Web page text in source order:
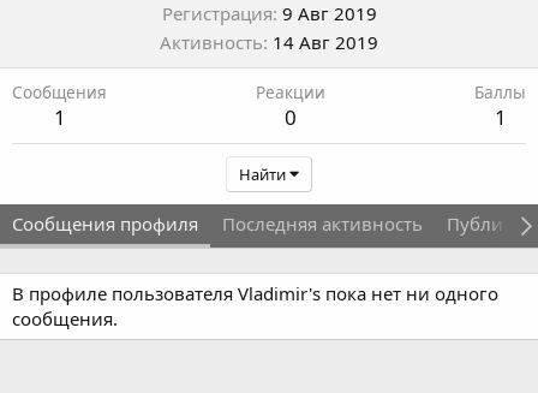
Регистрация 9 Авг 2019
Активность 14 Авг 2019
Сообщения
1
Реакции
0
Баллы
1
Найти
Сообщения профиля Последняя активность
В профиле пользователя Vladimir's пока нет ни одного
сообщения.